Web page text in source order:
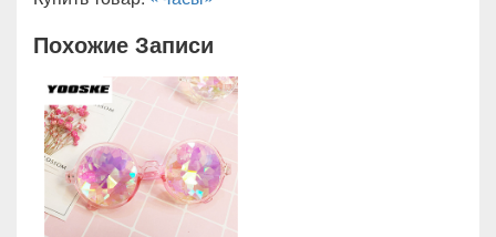
Похожие Записи